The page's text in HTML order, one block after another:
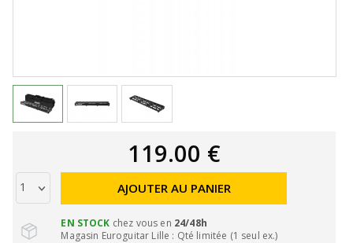
119.00 €
AJOUTER AU PANIER
EN STOCK chez vous en 24/48h
Magasin Euroguitar Lille : Qté limitée (1 seul ex.)